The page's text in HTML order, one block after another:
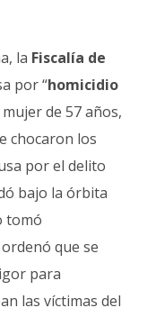
la Fiscalía de
por “homicidio
de 57 años,
chocaron los
por el delito
bajo la órbita
tomó
que se
para
las víctimas del